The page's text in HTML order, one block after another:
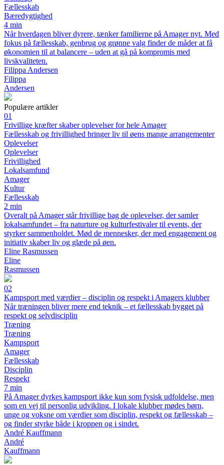
Fællesskab
Bæredygtighed
4 min
Når hverdagen bliver dyrere, tænker familierne på Amager nyt. Med
fokus på fællesskab, genbrug og grønne valg finder de måder at få
økonomien til at balancere – uden at gå på kompromis med
livskvaliteten.
Filippa Andersen
Filippa
Andersen
Populære artikler
01
Frivillige kræfter skaber oplevelser for hele Amager
Fællesskab og frivillighed bringer liv til øens mange arrangementer
Oplevelser
Oplevelser
Frivillighed
Lokalsamfund
Amager
Kultur
Fællesskab
2 min
Overalt på Amager står frivillige bag de oplevelser, der samler
lokalsamfundet – fra naturture og kulturfestivaler til events, der
styrker sammenholdet. Mød de mennesker, der med engagement og
initiativ skaber liv og glæde på øen.
Eline Rasmussen
Eline
Rasmussen
02
Kampsport med værdier – disciplin og respekt i Amagers klubber
Når træningen bliver mere end teknik – et fællesskab bygget på
respekt og selvdisciplin
Træning
Træning
Kampsport
Amager
Fællesskab
Disciplin
Respekt
7 min
På Amager dyrkes kampsport ikke kun som fysisk udfoldelse, men
som en vej til personlig udvikling. I lokale klubber mødes børn,
unge og voksne om værdier som disciplin, respekt og fællesskab –
og finder styrke både i kroppen og i sindet.
André Kauffmann
André
Kauffmann